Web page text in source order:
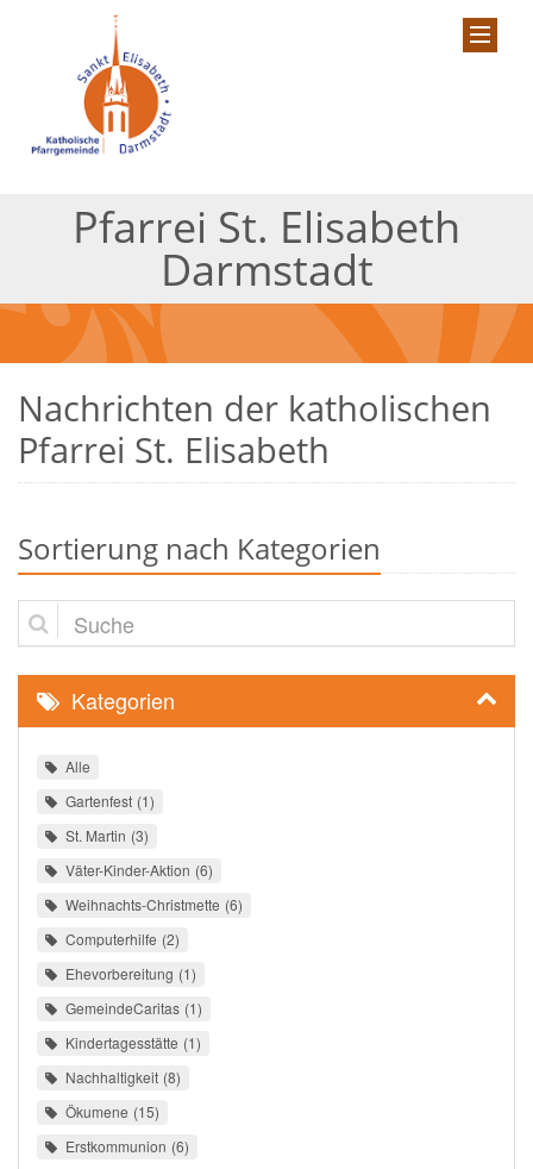
Pfarrei St. Elisabeth
Darmstadt
Nachrichten der katholischen
Pfarrei St. Elisabeth
Sortierung nach Kategorien
Suche
Kategorien
Alle
Gartenfest 1
St. Martin 3
Väter-Kinder-Aktion 6
Weihnachts-Christmette 6
Computerhilfe 2
Ehevorbereitung 1
GemeindeCaritas 1
Kindertagesstätte 1
Nachhaltigkeit 8
Ökumene 15
Erstkommunion 6